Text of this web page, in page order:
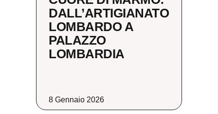
DALL’ARTIGIANATO
LOMBARDO A
PALAZZO
LOMBARDIA
8 Gennaio 2026